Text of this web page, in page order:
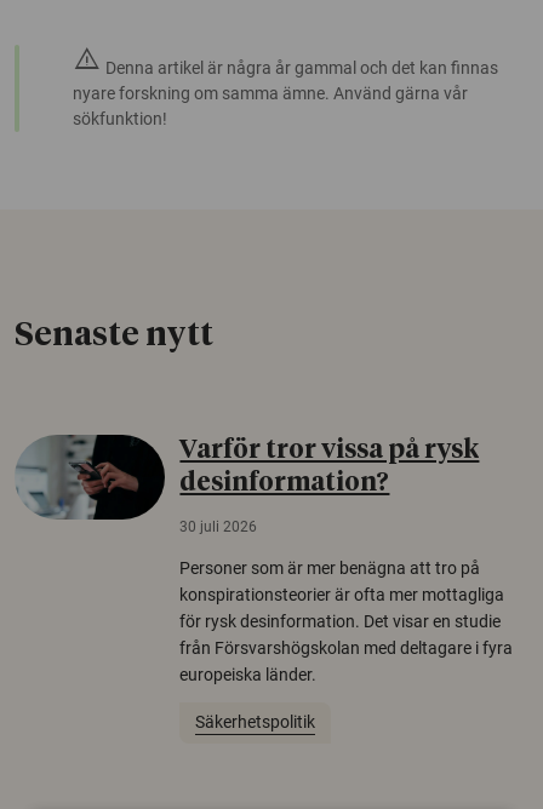
warning Denna artikel är några år gammal och det kan finnas
nyare forskning om samma ämne. Använd gärna vår
sökfunktion!
Senaste nytt
Varför tror vissa på rysk
desinformation?
30 juli 2026
Personer som är mer benägna att tro på
konspirationsteorier är ofta mer mottagliga
för rysk desinformation. Det visar en studie
från Försvarshögskolan med deltagare i fyra
europeiska länder.
Säkerhetspolitik